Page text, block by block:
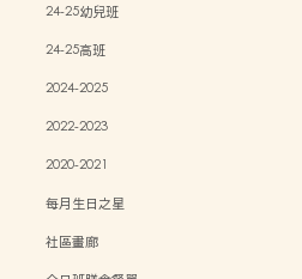
24-25幼兒班
24-25高班
2024-2025
2022-2023
2020-2021
每月生日之星
社區畫廊